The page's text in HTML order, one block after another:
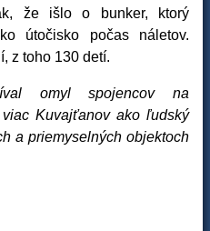
že išlo o bunker, ktorý
útočisko počas náletov.
z toho 130 detí.
omyl spojencov na
Kuvajťanov ako ľudský
a priemyselných objektoch